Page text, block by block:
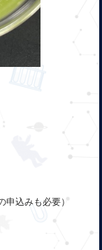
申込みも必要）